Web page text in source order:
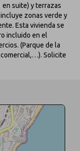
en suite) y terrazas
zonas verde y
Esta vivienda se
incluido en el
(Parque de la
comercial,…). Solicite